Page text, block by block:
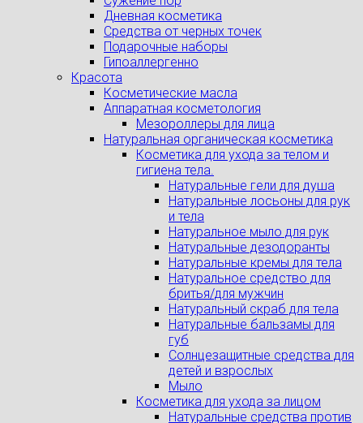
Дневная косметика
Средства от черных точек
Подарочные наборы
Гипоаллергенно
Красота
Косметические масла
Аппаратная косметология
Мезороллеры для лица
Натуральная органическая косметика
Косметика для ухода за телом и
гигиена тела.
Натуральные гели для душа
Натуральные лосьоны для рук
и тела
Натуральное мыло для рук
Натуральные дезодоранты
Натуральные кремы для тела
Натуральное средство для
бритья/для мужчин
Натуральный скраб для тела
Натуральные бальзамы для
губ
Солнцезащитные средства для
детей и взрослых
Мыло
Косметика для ухода за лицом
Натуральные средства против